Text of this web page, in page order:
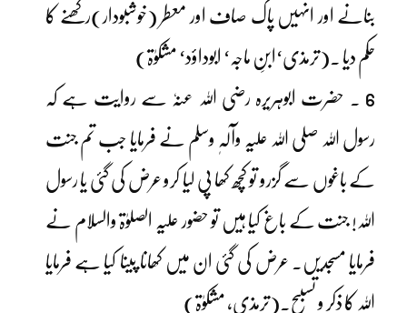
بنانے اور انہیں پاک صاف اور معطر (خوشبودار)رکھنے کا
حکم دیا ۔(ترمذی‘ابنِ ماجہ‘ ابوداؤد‘ مشکوٰۃ)
6 ۔ حضرت ابوہریرہ رضی اللہ عنہٗ سے روایت ہے کہ
رسول اللہ صلی اللہ علیہ وآلہٖ وسلم نے فرمایا جب تم جنت
کے باغوں سے گزرو تو کچھ کھا پی لیا کرو عرض کی گئی یا رسول
اللہ! جنت کے باغ کیا ہیں تو حضور علیہ الصلوٰۃ والسلام نے
فرمایا مسجدیں۔ عرض کی گئی ان میں کھانا پینا کیا ہے فرمایا
اللہ کا ذکر و تسبیح۔(ترمذی، مشکوٰۃ)